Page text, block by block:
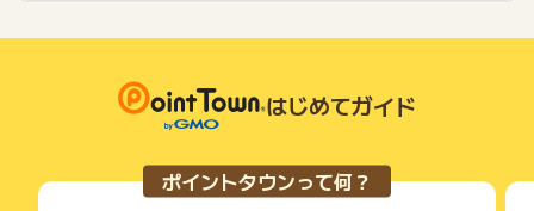
い物を複数回ご利用された場合
て一度でも同サービス・お買い物を利用されたことがある場合
ご利用前には、Cookieの削除をおこなっていただくことを推奨
サービス・お買い物利用時にお電話など2つ以上の申し込み方
法がある場合、必ずサイト上のWEBフォームからお申し込みく
条件を達成しているかどうかは各広告主ではなく、代理店が行
っているため、広告主はポイントに関する詳細を把握しており
そのため、ポイントタウンのポイントに関するお問い合わせを
広告主様に直接行わないようお願いいたします。
はじめてガイド
ポイントタウンって何？